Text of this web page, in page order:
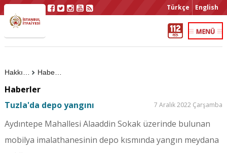
Türkçe English
Haberler
Haberler
Tuzla'da depo yangını
7 Aralık 2022 Çarşamba
Aydıntepe Mahallesi Alaaddin Sokak üzerinde bulunan
mobilya imalathanesinin depo kısmında yangın meydana